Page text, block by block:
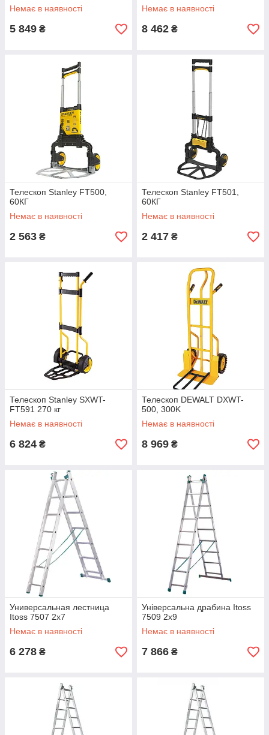
Немає в наявності
5 849 ₴
Немає в наявності
8 462 ₴
Телескоп Stanley FT500,
60КГ
Немає в наявності
2 563 ₴
Телескоп Stanley FT501,
60КГ
Немає в наявності
2 417 ₴
Телескоп Stanley SXWT-
FT591 270 кг
Немає в наявності
6 824 ₴
Телескоп DEWALT DXWT-
500, 300K
Немає в наявності
8 969 ₴
Универсальная лестница
Itoss 7507 2х7
Немає в наявності
6 278 ₴
Універсальна драбина Itoss
7509 2x9
Немає в наявності
7 866 ₴